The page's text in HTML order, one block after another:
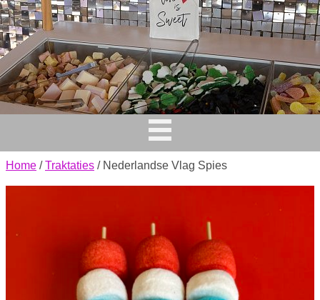
Home /Traktaties / Nederlandse Vlag Spies